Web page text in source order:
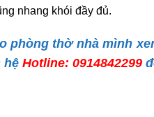
nhang khói đầy đủ.
phòng thờ nhà mình
hệ Hotline: 0914842299